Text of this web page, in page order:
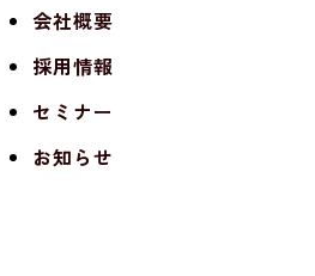
会社概要
採用情報
セミナー
お知らせ